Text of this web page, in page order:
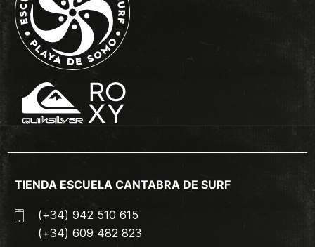
TIENDA ESCUELA CANTABRA DE SURF
(+34) 942 510 615
(+34) 609 482 823